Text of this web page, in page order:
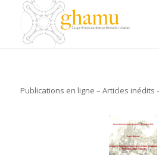
Publications en ligne – Articles inédits